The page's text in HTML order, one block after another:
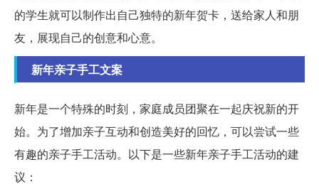
的学生就可以制作出自己独特的新年贺卡，送给家人和朋
友，展现自己的创意和心意。
新年亲子手工文案
新年是一个特殊的时刻，家庭成员团聚在一起庆祝新的开
始。为了增加亲子互动和创造美好的回忆，可以尝试一些
有趣的亲子手工活动。以下是一些新年亲子手工活动的建
议：